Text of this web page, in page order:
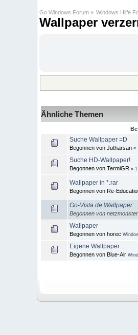
Go Windows Forum » Windows Hilfe
Wallpaper
Ähnliche Themen
Suche Wallpaper =D
Begonnen von Jutharsan «
Suche HD-Wallpaper!
Begonnen von TermiGR « 1
Wallpaper in *.rar
Begonnen von Re-
Go-Vista.de Wallpaper
Begonnen von
Wallpaper
Begonnen von horec
Eigene Wallpaper
Begonnen von Blue-Air